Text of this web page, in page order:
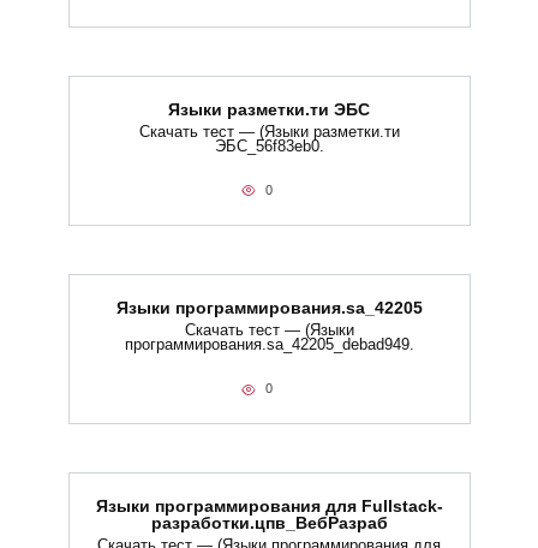
Языки разметки.ти​ ЭБС
Скачать тест — (Языки разметки.ти​
ЭБС_56f83eb0.
0
Языки программирования.sa_42205
Скачать тест — (Языки
программирования.sa_42205_debad949.
0
Языки программирования для Fullstack-
разработки.цпв_ВебРазраб